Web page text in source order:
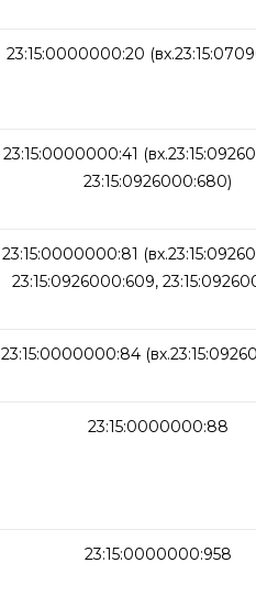
23:15:0000000:20
23:15:0000000:41
23:15:0926000:680)
23:15:0000000:81
23:15:0926000:609,
23:15:0000000:84
23:15:0000000:88
23:15:0000000:958